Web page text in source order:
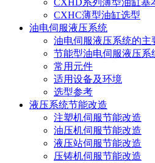
CXHD系列薄型油缸基
CXHC薄型油缸选型
油电伺服液压系统
油电伺服液压系统的主
节能型油电伺服液压系
常用元件
适用设备及环境
选型参考
液压系统节能改造
注塑机伺服节能改造
油压机伺服节能改造
液压站伺服节能改造
压铸机伺服节能改造